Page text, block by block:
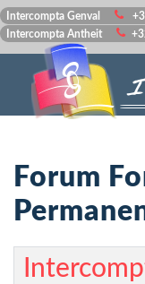
Intercompta Genval
Intercompta Antheit
Forum